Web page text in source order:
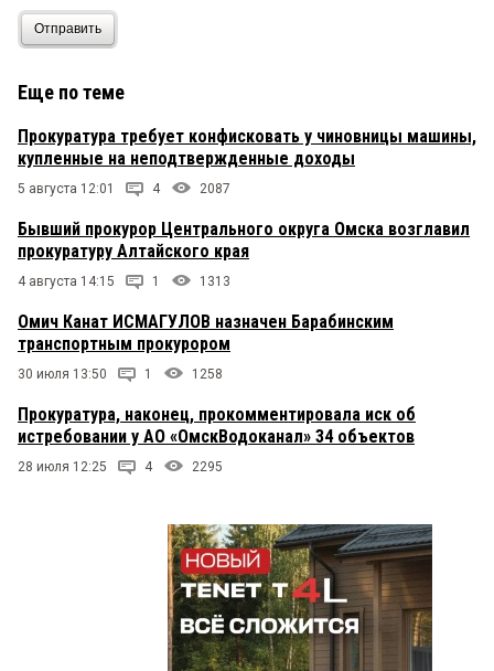
Отправить
Еще по теме
Прокуратура требует конфисковать у чиновницы машины,
купленные на неподтвержденные доходы
5 августа 12:01 4 2087
Бывший прокурор Центрального округа Омска возглавил
прокуратуру Алтайского края
4 августа 14:15 1 1313
Омич Канат ИСМАГУЛОВ назначен Барабинским
транспортным прокурором
30 июля 13:50 1 1258
Прокуратура, наконец, прокомментировала иск об
истребовании у АО «ОмскВодоканал» 34 объектов
28 июля 12:25 4 2295